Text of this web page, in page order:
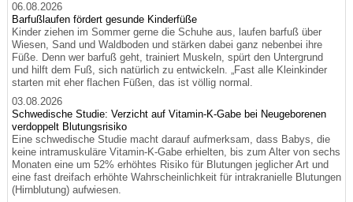
06.08.2026
Barfußlaufen fördert gesunde Kinderfüße
Kinder ziehen im Sommer gerne die Schuhe aus, laufen barfuß über
Wiesen, Sand und Waldboden und stärken dabei ganz nebenbei ihre
Füße. Denn wer barfuß geht, trainiert Muskeln, spürt den Untergrund
und hilft dem Fuß, sich natürlich zu entwickeln. „Fast alle Kleinkinder
starten mit eher flachen Füßen, das ist völlig normal.
03.08.2026
Schwedische Studie: Verzicht auf Vitamin-K-Gabe bei Neugeborenen
verdoppelt Blutungsrisiko
Eine schwedische Studie macht darauf aufmerksam, dass Babys, die
keine intramuskuläre Vitamin-K-Gabe erhielten, bis zum Alter von sechs
Monaten eine um 52% erhöhtes Risiko für Blutungen jeglicher Art und
eine fast dreifach erhöhte Wahrscheinlichkeit für intrakranielle Blutungen
(Hirnblutung) aufwiesen.